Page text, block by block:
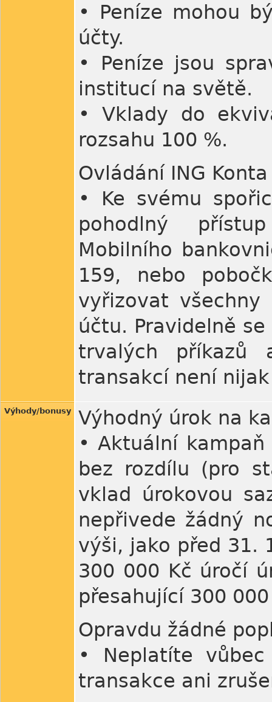
• Peníze mohou
účty.
• Peníze jsou
institucí na světě.
• Vklady do
rozsahu 100 %.
Ovládání ING Konta
• Ke svému
pohodlný
Mobilního
159, nebo
vyřizovat
účtu. Pravidelně
trvalých příkazů
transakcí není
Výhody/bonusy
Výhodný úrok na
• Aktuální
bez rozdílu (pro
vklad úrokovou
nepřivede žádný
výši, jako před 31.
300 000 Kč úročí
přesahující 300
Opravdu žádné
• Neplatíte
transakce ani